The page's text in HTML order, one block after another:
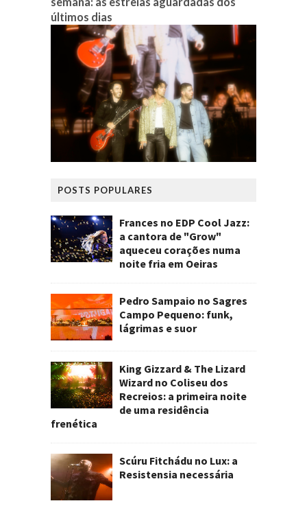
últimos dias
POSTS POPULARES
Frances no EDP Cool Jazz:
a cantora de "Grow"
aqueceu corações numa
noite fria em Oeiras
Pedro Sampaio no Sagres
Campo Pequeno: funk,
lágrimas e suor
King Gizzard & The Lizard
Wizard no Coliseu dos
Recreios: a primeira noite
de uma residência
frenética
Scúru Fitchádu no Lux: a
Resistensia necessária